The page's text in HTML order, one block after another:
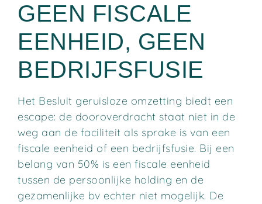
GEEN FISCALE
EENHEID, GEEN
BEDRIJFSFUSIE
Het Besluit geruisloze omzetting biedt een
escape: de dooroverdracht staat niet in de
weg aan de faciliteit als sprake is van een
fiscale eenheid of een bedrijfsfusie. Bij een
belang van 50% is een fiscale eenheid
tussen de persoonlijke holding en de
gezamenlijke bv echter niet mogelijk. De